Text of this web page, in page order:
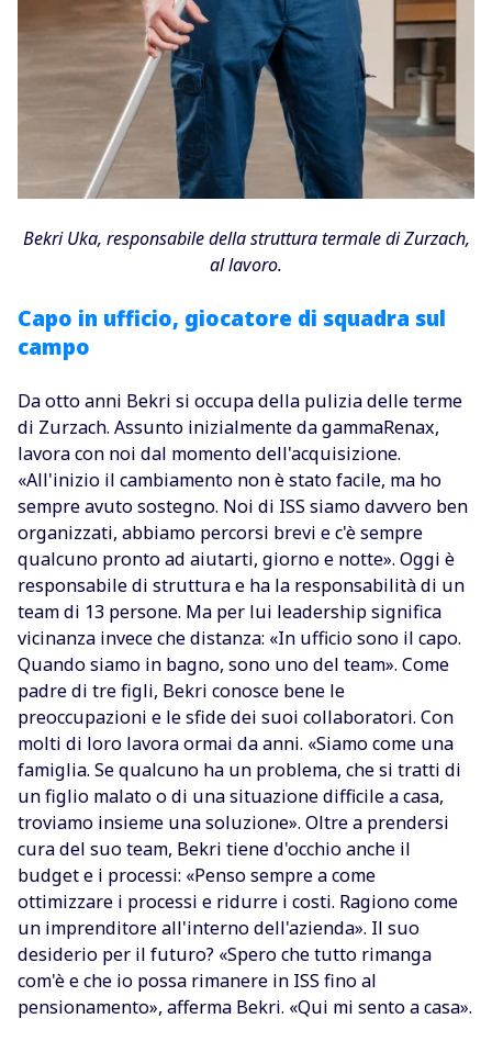
Bekri Uka, responsabile della struttura termale di Zurzach,
al lavoro.
Capo in ufficio, giocatore di squadra sul
campo
Da otto anni Bekri si occupa della pulizia delle terme
di Zurzach. Assunto inizialmente da gammaRenax,
lavora con noi dal momento dell'acquisizione.
«All'inizio il cambiamento non è stato facile, ma ho
sempre avuto sostegno. Noi di ISS siamo davvero ben
organizzati, abbiamo percorsi brevi e c'è sempre
qualcuno pronto ad aiutarti, giorno e notte». Oggi è
responsabile di struttura e ha la responsabilità di un
team di 13 persone. Ma per lui leadership significa
vicinanza invece che distanza: «In ufficio sono il capo.
Quando siamo in bagno, sono uno del team». Come
padre di tre figli, Bekri conosce bene le
preoccupazioni e le sfide dei suoi collaboratori. Con
molti di loro lavora ormai da anni. «Siamo come una
famiglia. Se qualcuno ha un problema, che si tratti di
un figlio malato o di una situazione difficile a casa,
troviamo insieme una soluzione». Oltre a prendersi
cura del suo team, Bekri tiene d'occhio anche il
budget e i processi: «Penso sempre a come
ottimizzare i processi e ridurre i costi. Ragiono come
un imprenditore all'interno dell'azienda». Il suo
desiderio per il futuro? «Spero che tutto rimanga
com'è e che io possa rimanere in ISS fino al
pensionamento», afferma Bekri. «Qui mi sento a casa».